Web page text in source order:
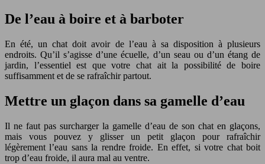
De l’eau à boire et à barboter
En été, un chat doit avoir de l’eau à sa disposition à plusieurs
endroits. Qu’il s’agisse d’une écuelle, d’un seau ou d’un étang de
jardin, l’essentiel est que votre chat ait la possibilité de boire
suffisamment et de se rafraîchir partout.
Mettre un glaçon dans sa gamelle d’eau
Il ne faut pas surcharger la gamelle d’eau de son chat en glaçons,
mais vous pouvez y glisser un petit glaçon pour rafraîchir
légèrement l’eau sans la rendre froide. En effet, si votre chat boit
trop d’eau froide, il aura mal au ventre.